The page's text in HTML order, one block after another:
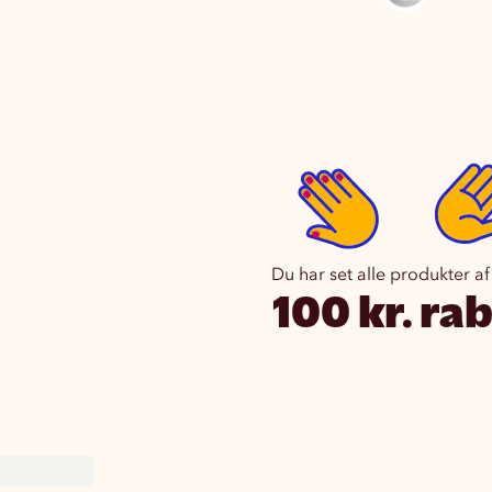
Du har set alle produkter
100 kr.